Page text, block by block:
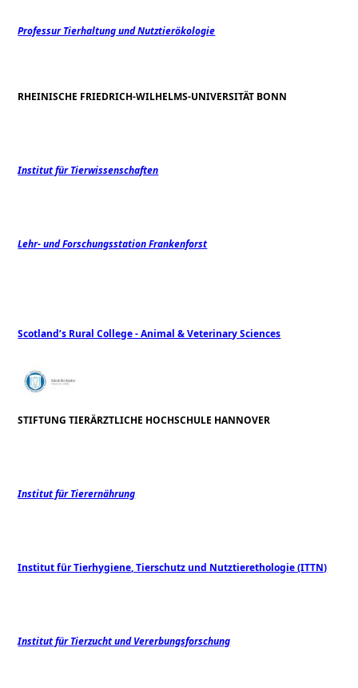
Professur Tierhaltung und Nutztierökologie
RHEINISCHE FRIEDRICH-WILHELMS-UNIVERSITÄT BONN
Institut für Tierwissenschaften
Lehr- und Forschungsstation Frankenforst
Scotland’s Rural College - Animal & Veterinary Sciences
STIFTUNG TIERÄRZTLICHE HOCHSCHULE HANNOVER
Institut für Tierernährung
Institut für Tierhygiene, Tierschutz und Nutztierethologie (ITTN)
Institut für Tierzucht und Vererbungsforschung